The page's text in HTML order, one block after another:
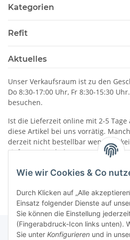
Wie wir Cookies & Co
Durch Klicken auf „Alle
Einsatz folgender Dienste auf
Sie können die Einstellung
(Fingerabdruck-Icon links unten).
Sie unter Konfigurieren und in
Kategorien
Refit
Aktuelles
Unser Verkaufsraum ist zu den
Do 8:30-17:00 Uhr, Fr 8:30-15:30
besuchen.
Ist die Lieferzeit online mit 2-5
diese Artikel bei uns vorrätig.
derzeit nicht bestellbar wenn wir
Liefertermine haben.
Informationen